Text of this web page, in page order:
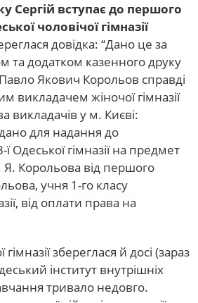
Сергій вступає до першого
чоловічої гімназії
довідка: “Дано це за
та додатком казенного друку
Якович Корольов справді
викладачем жіночої гімназії
викладачів у м. Києві:
для надання до
ї Одеської гімназії на предмет
Я. Корольова від першого
учня 1-го класу
від оплати права на
гімназії збереглася й досі (зараз
інститут внутрішніх
тривало недовго.